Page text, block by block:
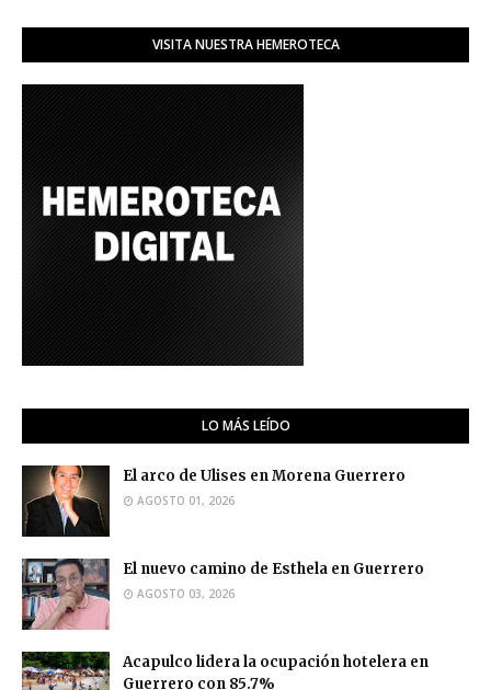
VISITA NUESTRA HEMEROTECA
LO MÁS LEÍDO
El arco de Ulises en Morena Guerrero
AGOSTO 01, 2026
El nuevo camino de Esthela en Guerrero
AGOSTO 03, 2026
Acapulco lidera la ocupación hotelera en
Guerrero con 85.7%